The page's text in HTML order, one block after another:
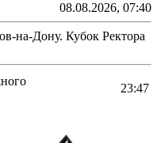
08.08.2026, 07:40
на-Дону. Кубок Ректора
23:47